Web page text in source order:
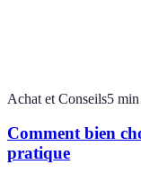
Achat et Conseils5 min
Comment bien
pratique